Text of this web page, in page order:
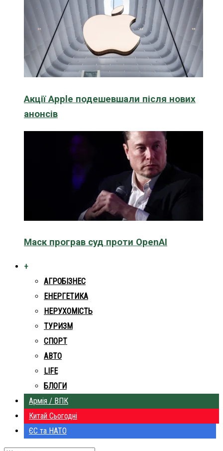
Акції Apple подешевшали після нових
анонсів
Маск програв суд проти OpenAI
+
АГРОБІЗНЕС
ЕНЕРГЕТИКА
НЕРУХОМІСТЬ
ТУРИЗМ
СПОРТ
АВТО
LIFE
БЛОГИ
Армія / ВПК
Китай Сьогодні
ЄС та НАТО